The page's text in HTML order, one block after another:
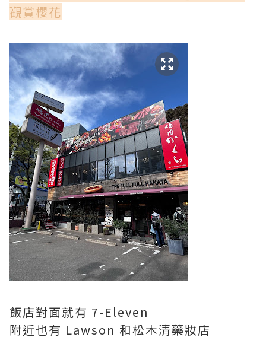
觀賞櫻花
飯店對面就有 7-Eleven
附近也有 Lawson 和松木清藥妝店